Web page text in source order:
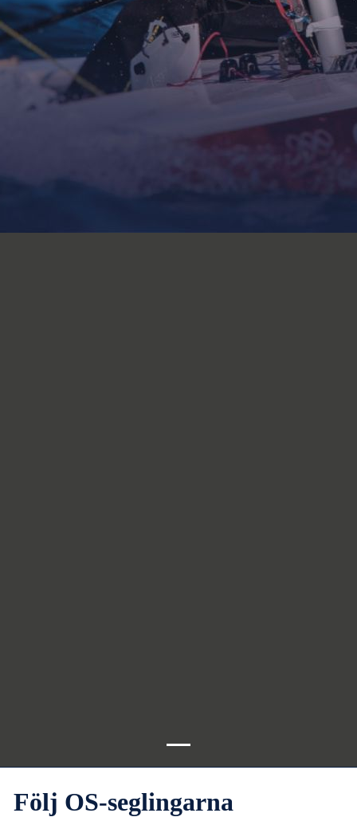
Följ OS-seglingarna